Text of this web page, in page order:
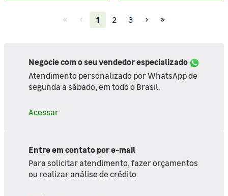
1(current)
2 3
Negocie com o seu vendedor especializado
Atendimento personalizado por WhatsApp de
segunda a sábado, em todo o Brasil.
Acessar
Entre em contato por e-mail
Para solicitar atendimento, fazer orçamentos
ou realizar análise de crédito.